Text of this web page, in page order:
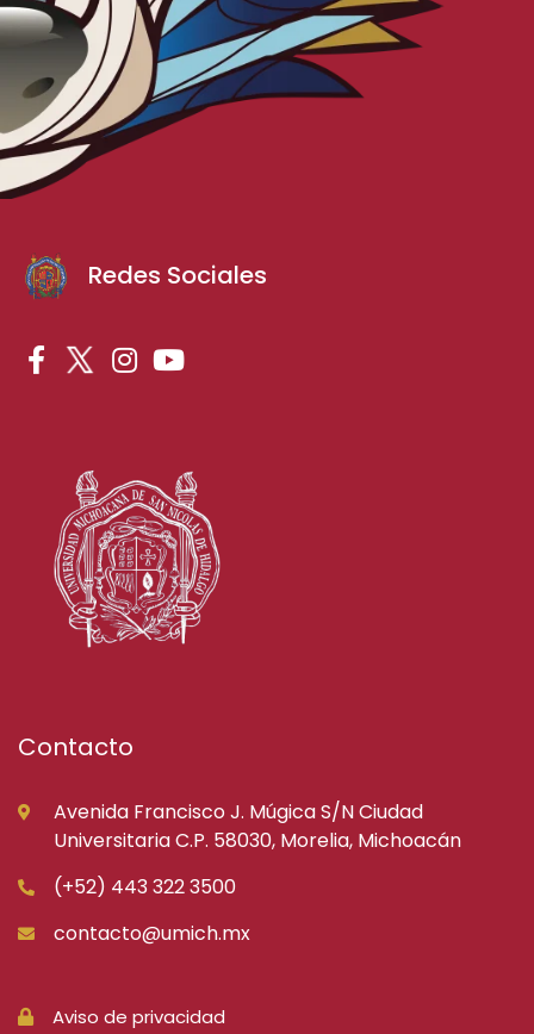
Redes Sociales
Contacto
Avenida Francisco J. Múgica S/N Ciudad
Universitaria C.P. 58030, Morelia, Michoacán
(+52) 443 322 3500
contacto@umich.mx
Aviso de privacidad